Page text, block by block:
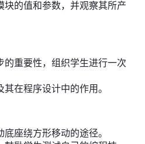
块的值和参数，并观察其所产
的重要性，组织学生进行一次
在程序设计中的作用。
座绕方形移动的途径。